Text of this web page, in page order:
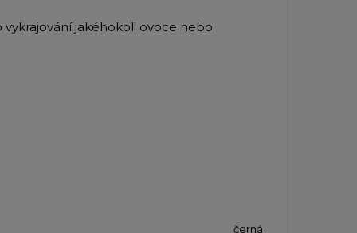
jakéhokoli ovoce nebo
černá